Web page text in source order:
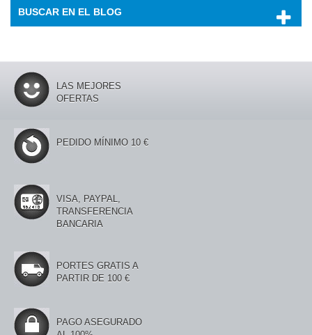
BUSCAR EN EL BLOG
LAS MEJORES
OFERTAS
PEDIDO MÍNIMO 10 €
VISA, PAYPAL,
TRANSFERENCIA
BANCARIA
PORTES GRATIS A
PARTIR DE 100 €
PAGO ASEGURADO